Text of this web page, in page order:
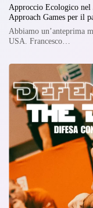
Approccio Ecologico nel
Approach Games per il
Abbiamo un’anteprima
USA. Francesco…